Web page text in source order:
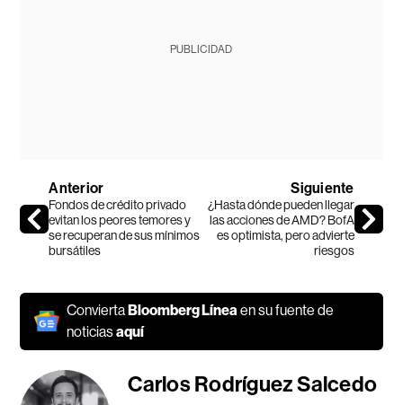
PUBLICIDAD
Anterior
Fondos de crédito privado
evitan los peores temores y
se recuperan de sus mínimos
bursátiles
Siguiente
¿Hasta dónde pueden llegar
las acciones de AMD? BofA
es optimista, pero advierte
riesgos
ConviertaBloomberg Línea en su fuente de
noticiasaquí
Carlos Rodríguez Salcedo